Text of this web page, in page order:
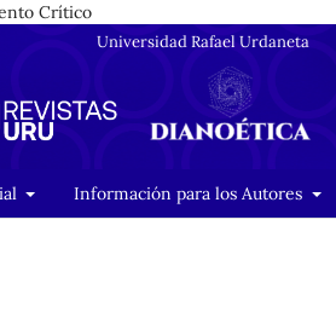
Crítico
Información para los Autores
Universidad Rafael Urdaneta